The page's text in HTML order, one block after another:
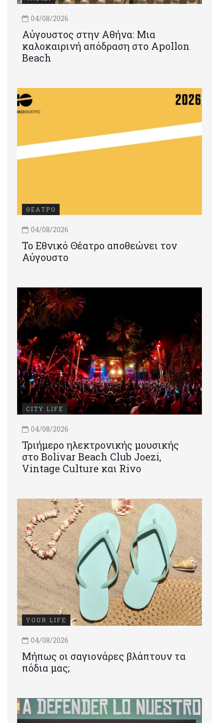
04/08/2026
Αύγουστος στην Αθήνα: Μια
καλοκαιρινή απόδραση στο Apollon
Beach
ΘΕΑΤΡΟ
04/08/2026
Το Εθνικό Θέατρο αποθεώνει τον
Αύγουστο
CITY LIFE
04/08/2026
Τριήμερο ηλεκτρονικής μουσικής
στο Bolivar Beach Club Joezi,
Vintage Culture και Rivo
YOUR LIFE
04/08/2026
Μήπως οι σαγιονάρες βλάπτουν τα
πόδια μας;